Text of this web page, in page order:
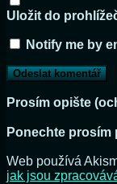
Uložit do
Notify me by
Prosím opište
Ponechte prosím
Web používá
jak jsou